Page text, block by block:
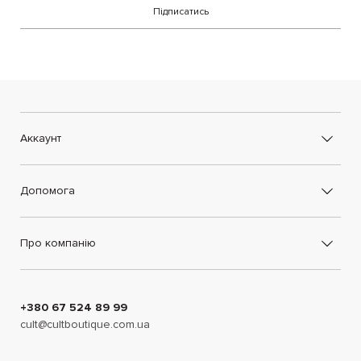
Підписатись
Аккаунт
Допомога
Про компанію
+380 67 524 89 99
cult@cultboutique.com.ua